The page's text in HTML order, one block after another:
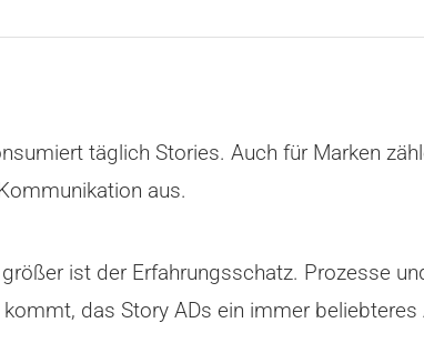
täglich Stories. Auch für Marken
aus.
ist der Erfahrungsschatz. Prozesse
das Story ADs ein immer